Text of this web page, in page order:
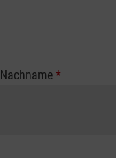
Nachname*